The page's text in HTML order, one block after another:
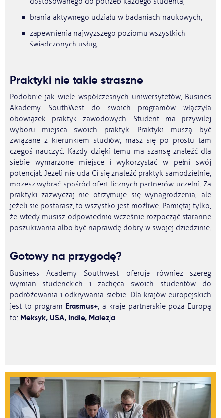
brania aktywnego udziału w badaniach naukowych,
zapewnienia najwyższego poziomu wszystkich
świadczonych usług.
Praktyki nie takie straszne
Podobnie jak wiele współczesnych uniwersytetów, Busines
Akademy SouthWest do swoich programów włączyła
obowiązek praktyk zawodowych. Student ma przywilej
wyboru miejsca swoich praktyk. Praktyki muszą być
związane z kierunkiem studiów, masz się po prostu tam
czegoś nauczyć. Każdy dzięki temu ma szansę znaleźć dla
siebie wymarzone miejsce i wykorzystać w pełni swój
potencjał. Jeżeli nie uda Ci się znaleźć praktyk samodzielnie,
możesz wybrać spośród ofert licznych partnerów uczelni. Za
praktyki zazwyczaj nie otrzymuje się wynagrodzenia, ale
jeżeli się postarasz, to wszystko jest możliwe. Pamiętaj tylko,
że wtedy musisz odpowiednio wcześnie rozpocząć staranne
poszukiwania albo być naprawdę dobry w swojej dziedzinie.
Gotowy na przygodę?
Business Academy Southwest oferuje również szereg
wymian studenckich i zachęca swoich studentów do
podróżowania i odkrywania siebie. Dla krajów europejskich
jest to program Erasmus+, a kraje partnerskie poza Europą
to: Meksyk, USA, Indie, Malezja.